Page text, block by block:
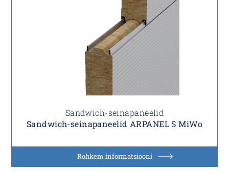
Sandwich-seinapaneelid
Sandwich-seinapaneelid ARPANEL S MiWo
Rohkem informatsiooni